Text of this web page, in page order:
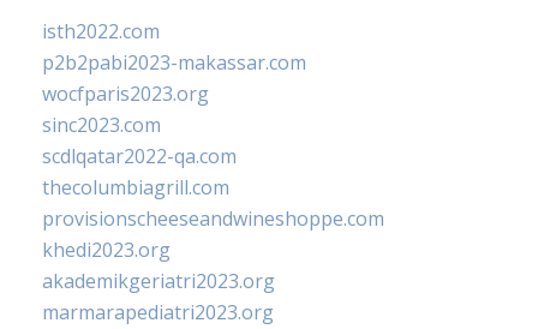
isth2022.com
p2b2pabi2023-makassar.com
wocfparis2023.org
sinc2023.com
scdlqatar2022-qa.com
thecolumbiagrill.com
provisionscheeseandwineshoppe.com
khedi2023.org
akademikgeriatri2023.org
marmarapediatri2023.org